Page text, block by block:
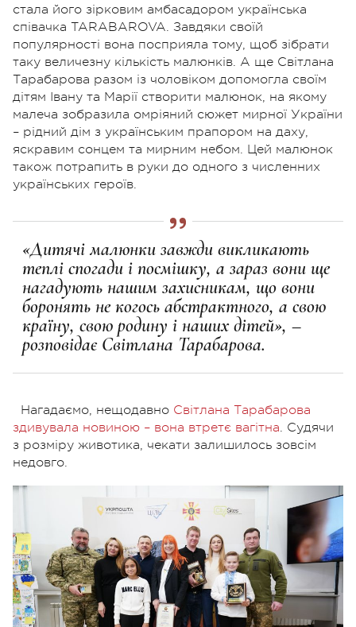
стала його зірковим амбасадором українська
співачка TARABAROVA. Завдяки своїй
популярності вона посприяла тому, щоб зібрати
таку величезну кількість малюнків. А ще Світлана
Тарабарова разом із чоловіком допомогла своїм
дітям Івану та Марії створити малюнок, на якому
малеча зобразила омріяний сюжет мирної України
– рідний дім з українським прапором на даху,
яскравим сонцем та мирним небом. Цей малюнок
також потрапить в руки до одного з численних
українських героїв.
«Дитячі малюнки завжди викликають
теплі спогади і посмішку, а зараз вони ще
нагадують нашим захисникам, що вони
боронять не когось абстрактного, а свою
країну, свою родину і наших дітей», –
розповідає Світлана Тарабарова.
Нагадаємо, нещодавно Світлана Тарабарова
здивувала новиною – вона втретє вагітна. Судячи
з розміру животика, чекати залишилось зовсім
недовго.